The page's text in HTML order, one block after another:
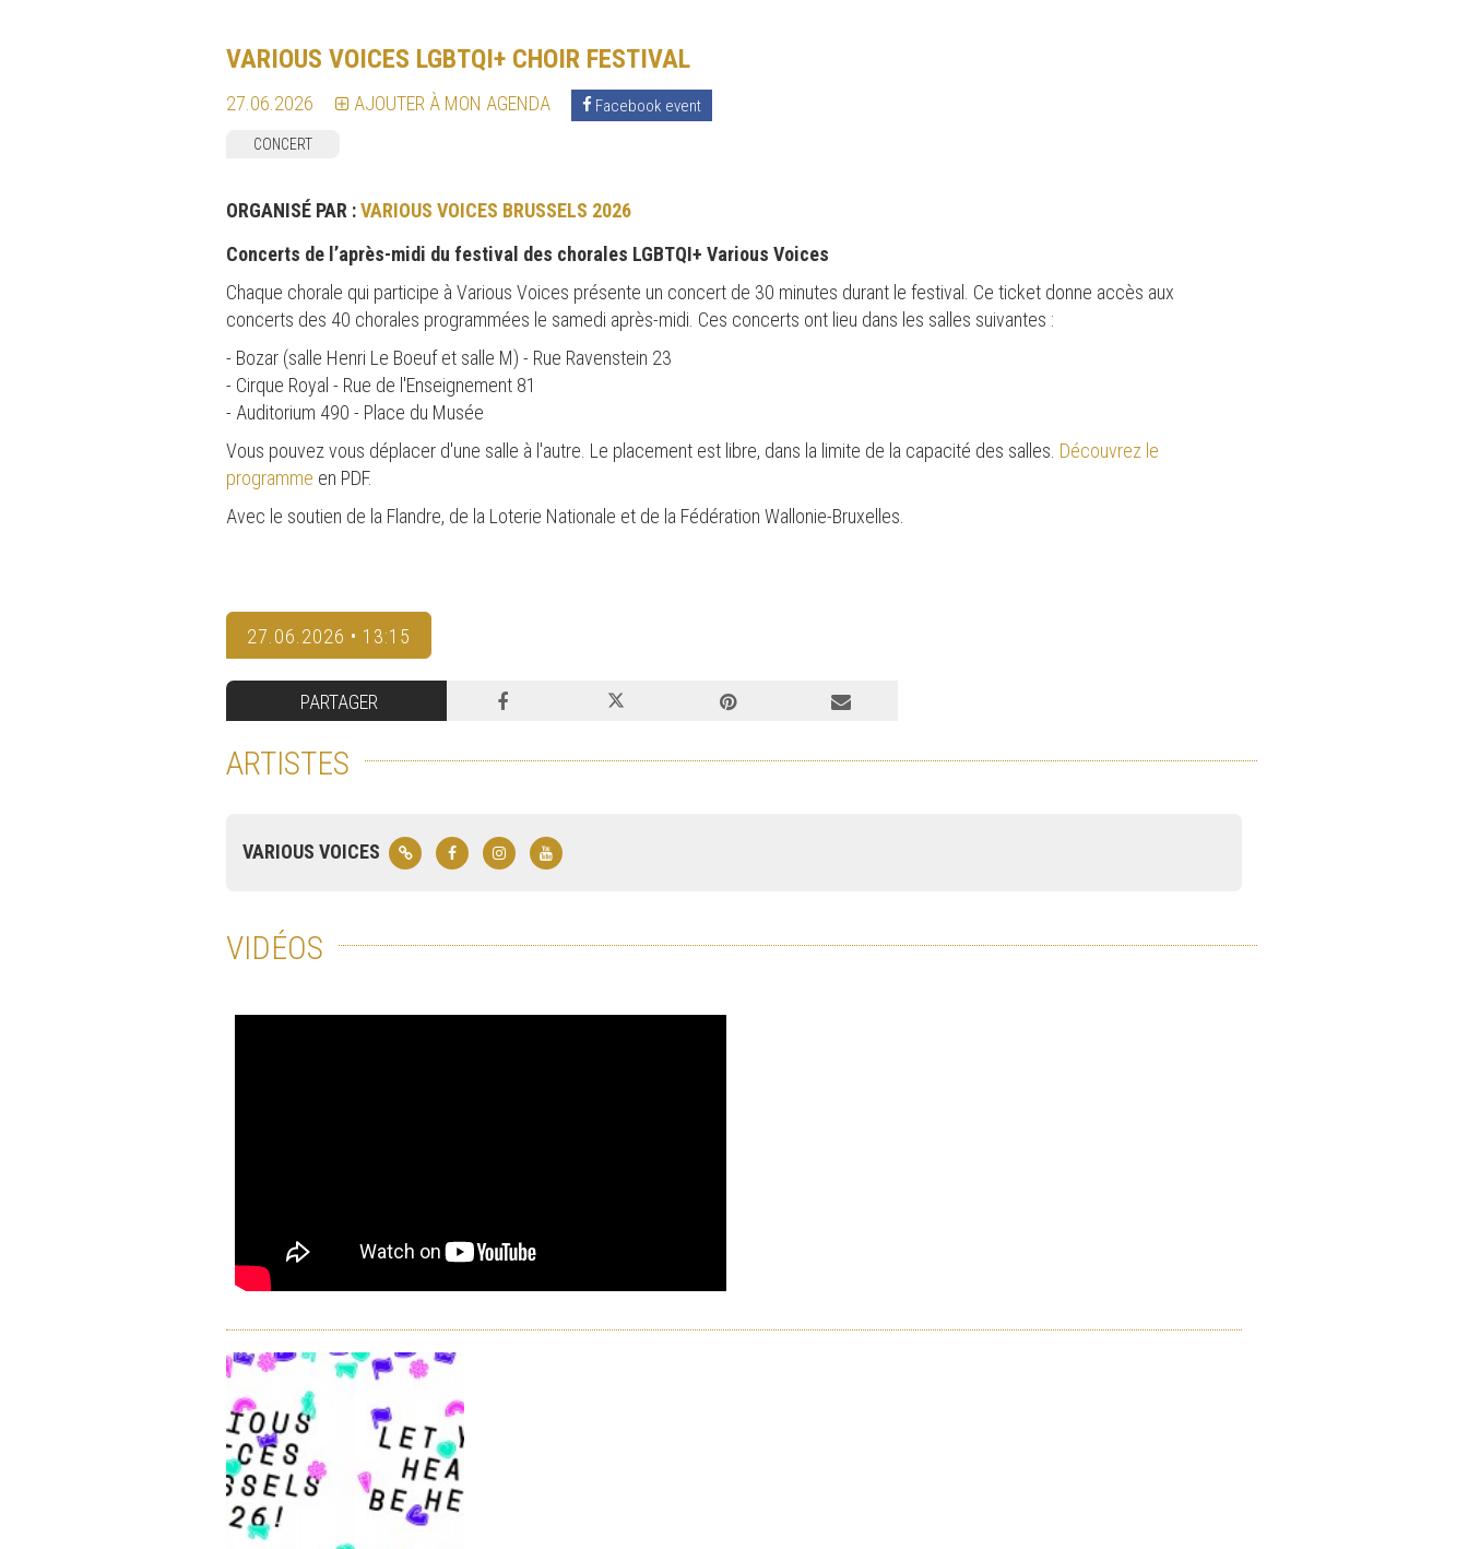
VARIOUS VOICES LGBTQI+ CHOIR FESTIVAL
27.06.2026 AJOUTER À MON AGENDA Facebook event
CONCERT
ORGANISÉ PAR :VARIOUS VOICES BRUSSELS 2026
Concerts de l’après-midi du festival des chorales LGBTQI+ Various Voices
Chaque chorale qui participe à Various Voices présente un concert de 30 minutes durant le festival. Ce ticket donne accès aux
concerts des 40 chorales programmées le samedi après-midi. Ces concerts ont lieu dans les salles suivantes :
- Bozar (salle Henri Le Boeuf et salle M) - Rue Ravenstein 23
- Cirque Royal - Rue de l'Enseignement 81
- Auditorium 490 - Place du Musée
Vous pouvez vous déplacer d'une salle à l'autre. Le placement est libre, dans la limite de la capacité des salles. Découvrez le
programme en PDF.
Avec le soutien de la Flandre, de la Loterie Nationale et de la Fédération Wallonie-Bruxelles.
27.06.2026 • 13:15
PARTAGER
ARTISTES
VARIOUS VOICES
VIDÉOS